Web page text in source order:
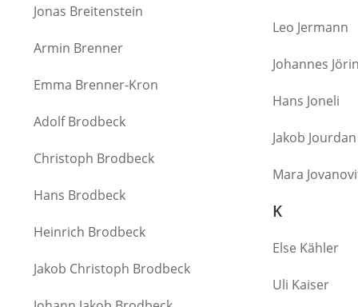
Jonas Breitenstein
Armin Brenner
Emma Brenner-Kron
Adolf Brodbeck
Christoph Brodbeck
Hans Brodbeck
Heinrich Brodbeck
Jakob Christoph Brodbeck
Leo Jermann
Johannes
Hans Joneli
Jakob Jourdan
Mara
K
Else Kähler
Uli Kaiser